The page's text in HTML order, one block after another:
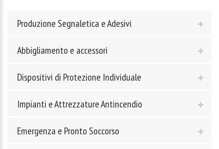
Produzione Segnaletica e Adesivi
Abbigliamento e accessori
Dispositivi di Protezione Individuale
Impianti e Attrezzature Antincendio
Emergenza e Pronto Soccorso